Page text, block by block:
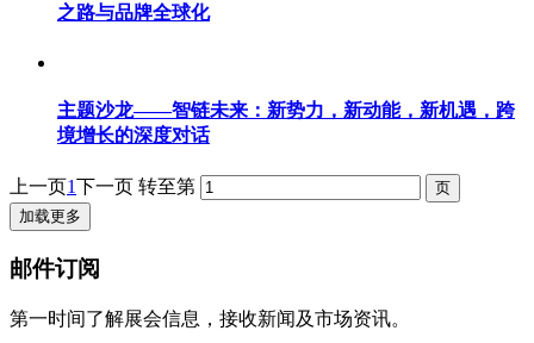
之路与品牌全球化
主题沙龙——智链未来：新势力，新动能，新机遇，跨
境增长的深度对话
上一页1下一页 转至第
加载更多
邮件订阅
第一时间了解展会信息，接收新闻及市场资讯。